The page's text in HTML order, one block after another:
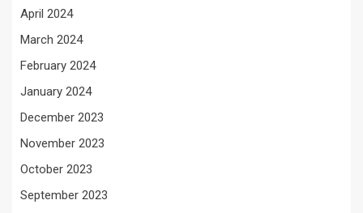
April 2024
March 2024
February 2024
January 2024
December 2023
November 2023
October 2023
September 2023